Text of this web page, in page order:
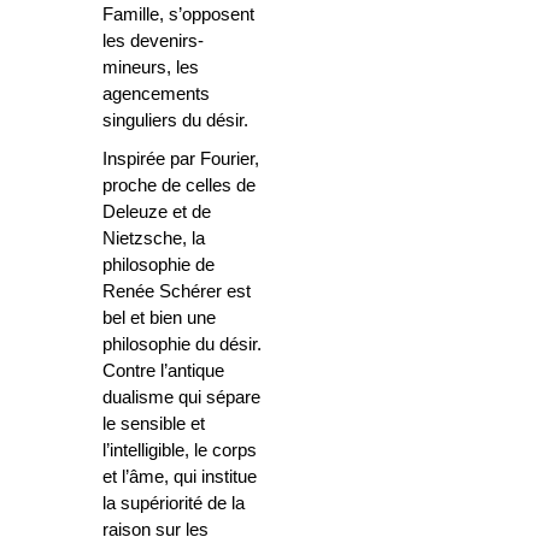
Famille, s’opposent
les devenirs-
mineurs, les
agencements
singuliers du désir.
Inspirée par Fourier,
proche de celles de
Deleuze et de
Nietzsche, la
philosophie de
Renée Schérer est
bel et bien une
philosophie du désir.
Contre l’antique
dualisme qui sépare
le sensible et
l’intelligible, le corps
et l’âme, qui institue
la supériorité de la
raison sur les